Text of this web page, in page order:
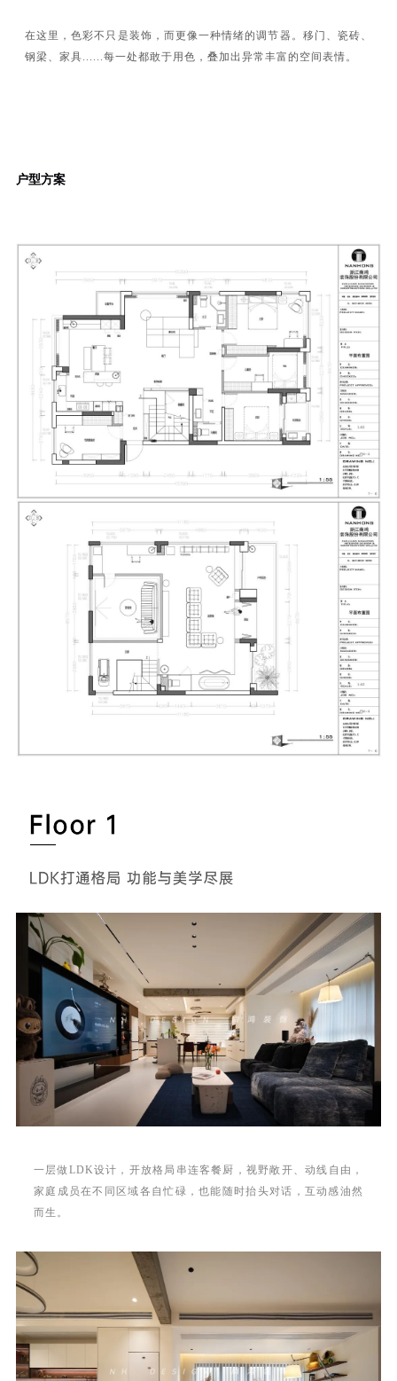
在这里，色彩不只是装饰，而更像一种情绪的调节器。移门、瓷砖、
钢梁、家具......每一处都敢于用色，叠加出异常丰富的空间表情。
户型方案
一层做LDK设计，开放格局串连客餐厨，视野敞开、动线自由，
家庭成员在不同区域各自忙碌，也能随时抬头对话，互动感油然
而生。